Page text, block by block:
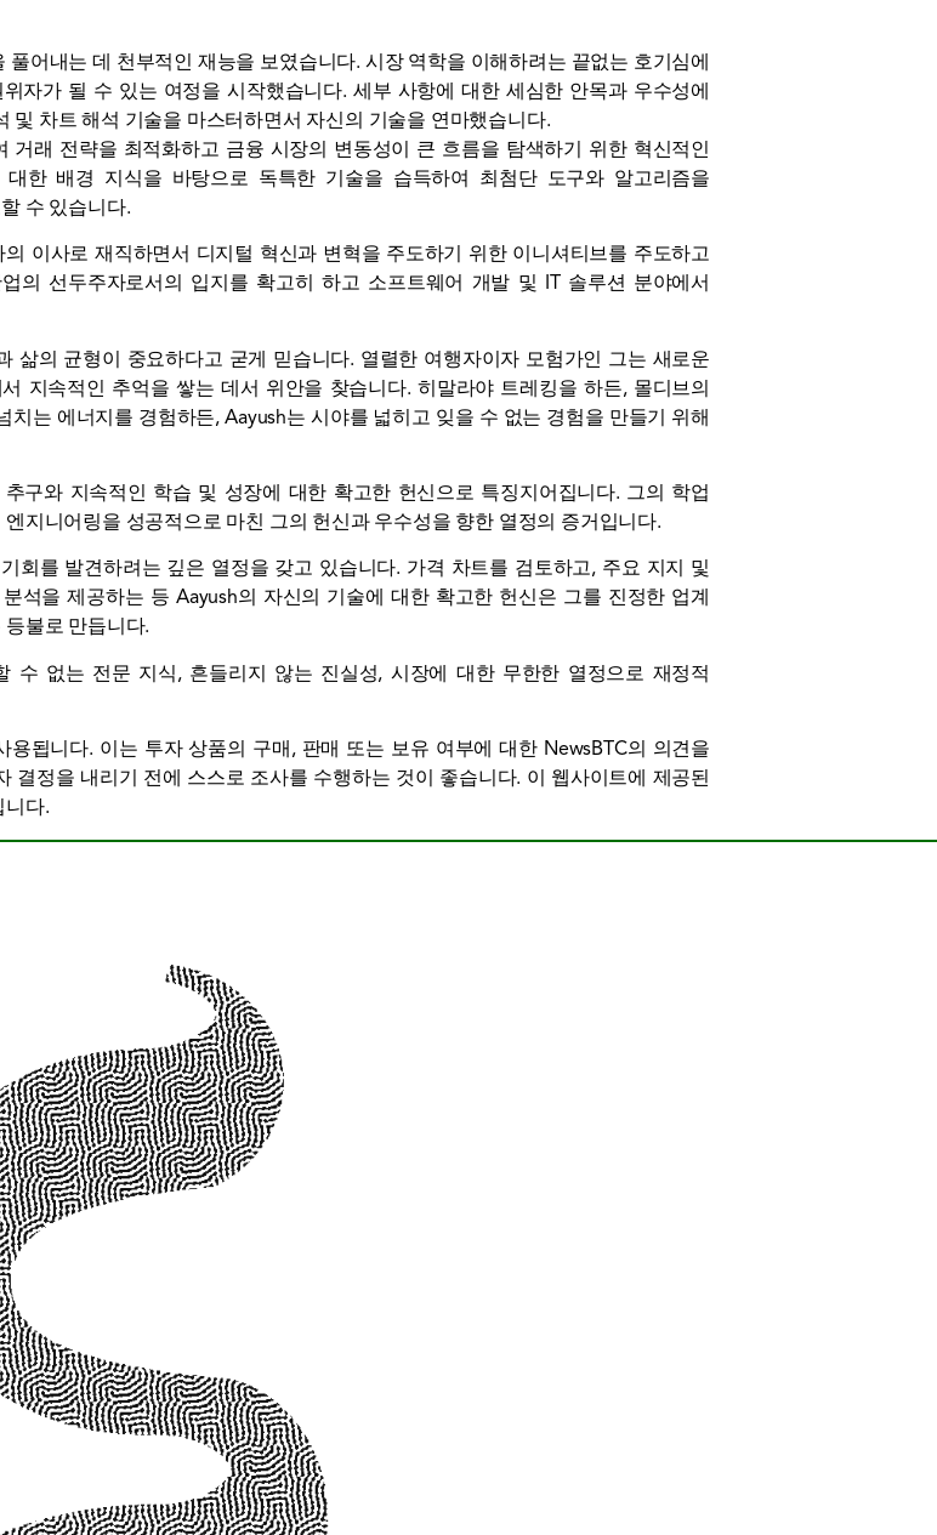
어내는 데 천부적인 재능을 보였습니다. 시장 역학을 이해하려는 끝없는 호기심에
자가 될 수 있는 여정을 시작했습니다. 세부 사항에 대한 세심한 안목과 우수성에
및 차트 해석 기술을 마스터하면서 자신의 기술을 연마했습니다.
거래 전략을 최적화하고 금융 시장의 변동성이 큰 흐름을 탐색하기 위한 혁신적인
한 배경 지식을 바탕으로 독특한 기술을 습득하여 최첨단 도구와 알고리즘을
수 있습니다.
이사로 재직하면서 디지털 혁신과 변혁을 주도하기 위한 이니셔티브를 주도하고
의 선두주자로서의 입지를 확고히 하고 소프트웨어 개발 및 IT 솔루션 분야에서
삶의 균형이 중요하다고 굳게 믿습니다. 열렬한 여행자이자 모험가인 그는 새로운
지속적인 추억을 쌓는 데서 위안을 찾습니다. 히말라야 트레킹을 하든, 몰디브의
는 에너지를 경험하든, Aayush는 시야를 넓히고 잊을 수 없는 경험을 만들기 위해
구와 지속적인 학습 및 성장에 대한 확고한 헌신으로 특징지어집니다. 그의 학업
지니어링을 성공적으로 마친 그의 헌신과 우수성을 향한 열정의 증거입니다.
회를 발견하려는 깊은 열정을 갖고 있습니다. 가격 차트를 검토하고, 주요 지지 및
석을 제공하는 등 Aayush의 자신의 기술에 대한 확고한 헌신은 그를 진정한 업계
불로 만듭니다.
수 없는 전문 지식, 흔들리지 않는 진실성, 시장에 대한 무한한 열정으로 재정적
됩니다. 이는 투자 상품의 구매, 판매 또는 보유 여부에 대한 NewsBTC의 의견을
결정을 내리기 전에 스스로 조사를 수행하는 것이 좋습니다. 이 웹사이트에 제공된
니다.